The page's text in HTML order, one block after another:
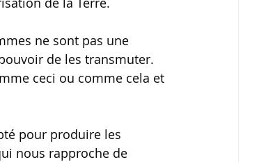
ne sont pas une
de les transmuter.
ceci ou comme cela et
pour produire les
nous rapproche de